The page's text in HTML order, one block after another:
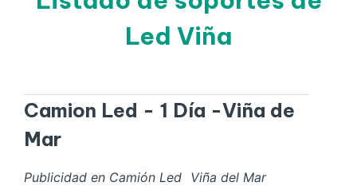
Led Viña
Camion Led - 1 Día -Viña de
Mar
Publicidad en Camión Led Viña del Mar